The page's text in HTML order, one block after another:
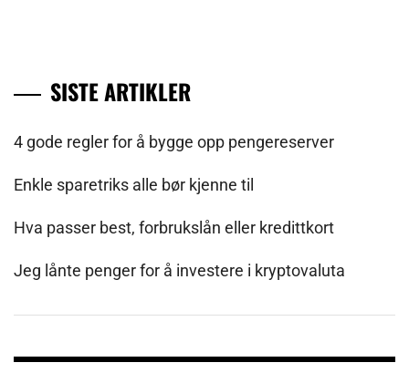
SISTE ARTIKLER
4 gode regler for å bygge opp pengereserver
Enkle sparetriks alle bør kjenne til
Hva passer best, forbrukslån eller kredittkort
Jeg lånte penger for å investere i kryptovaluta